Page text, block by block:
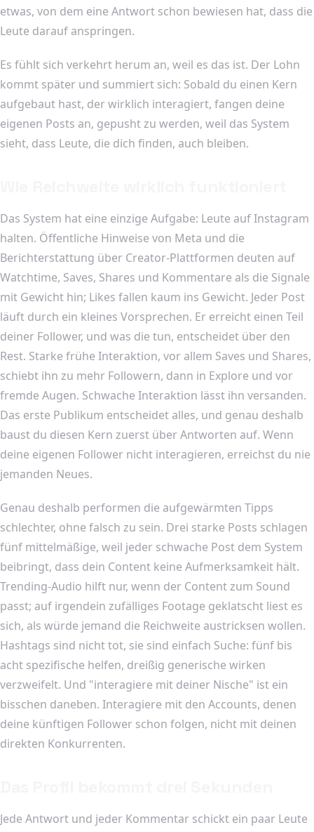
etwas, von dem eine Antwort schon bewiesen hat, dass die
Leute darauf anspringen.
Es fühlt sich verkehrt herum an, weil es das ist. Der Lohn
kommt später und summiert sich: Sobald du einen Kern
aufgebaut hast, der wirklich interagiert, fangen deine
eigenen Posts an, gepusht zu werden, weil das System
sieht, dass Leute, die dich finden, auch bleiben.
Das System hat eine einzige Aufgabe: Leute auf Instagram
halten. Öffentliche Hinweise von Meta und die
Berichterstattung über Creator-Plattformen deuten auf
Watchtime, Saves, Shares und Kommentare als die Signale
mit Gewicht hin; Likes fallen kaum ins Gewicht. Jeder Post
läuft durch ein kleines Vorsprechen. Er erreicht einen Teil
deiner Follower, und was die tun, entscheidet über den
Rest. Starke frühe Interaktion, vor allem Saves und Shares,
schiebt ihn zu mehr Followern, dann in Explore und vor
fremde Augen. Schwache Interaktion lässt ihn versanden.
Das erste Publikum entscheidet alles, und genau deshalb
baust du diesen Kern zuerst über Antworten auf. Wenn
deine eigenen Follower nicht interagieren, erreichst du nie
jemanden Neues.
Genau deshalb performen die aufgewärmten Tipps
schlechter, ohne falsch zu sein. Drei starke Posts schlagen
fünf mittelmäßige, weil jeder schwache Post dem System
beibringt, dass dein Content keine Aufmerksamkeit hält.
Trending-Audio hilft nur, wenn der Content zum Sound
passt; auf irgendein zufälliges Footage geklatscht liest es
sich, als würde jemand die Reichweite austricksen wollen.
Hashtags sind nicht tot, sie sind einfach Suche: fünf bis
acht spezifische helfen, dreißig generische wirken
verzweifelt. Und "interagiere mit deiner Nische" ist ein
bisschen daneben. Interagiere mit den Accounts, denen
deine künftigen Follower schon folgen, nicht mit deinen
direkten Konkurrenten.
Jede Antwort und jeder Kommentar schickt ein paar Leute